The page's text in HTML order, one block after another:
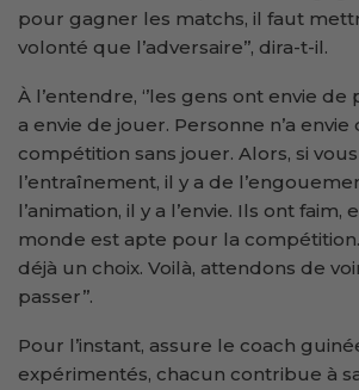
pour gagner les matchs, il faut
volonté que l’adversaire’’, dira-t-il.
À l’entendre, ‘’les gens ont envie
a envie de jouer. Personne n’a
compétition sans jouer. Alors, si
l’entraînement, il y a de
l’animation, il y a l’envie. Ils ont faim,
monde est apte pour la
déjà un choix. Voilà, attendons de
passer’’.
Pour l’instant, assure le coach
expérimentés, chacun contribue à